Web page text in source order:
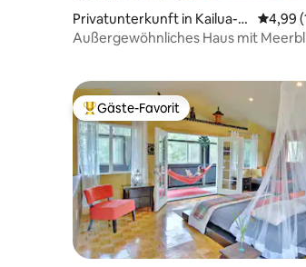
Privatunterkunft in Kailua-K
ona
4,99
Außergewöhnliches Haus mit
Beliebter Gäste-Favorit.
Gäste-Favorit